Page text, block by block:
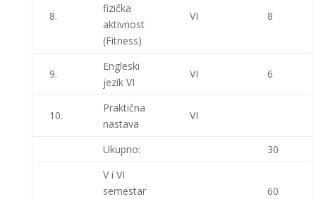
8.
fizička
aktivnost
(Fitness)
VI 8
9.
Engleski
jezik VI
VI 6
10.
Praktična
nastava
VI
Ukupno:
30
V i VI
semestar
60